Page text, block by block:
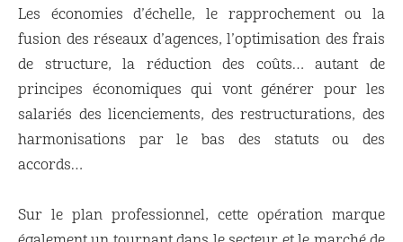
Les économies d’échelle, le rapprochement ou la
fusion des réseaux d’agences, l’optimisation des frais
de structure, la réduction des coûts… autant de
principes économiques qui vont générer pour les
salariés des licenciements, des restructurations, des
harmonisations par le bas des statuts ou des
accords…
Sur le plan professionnel, cette opération marque